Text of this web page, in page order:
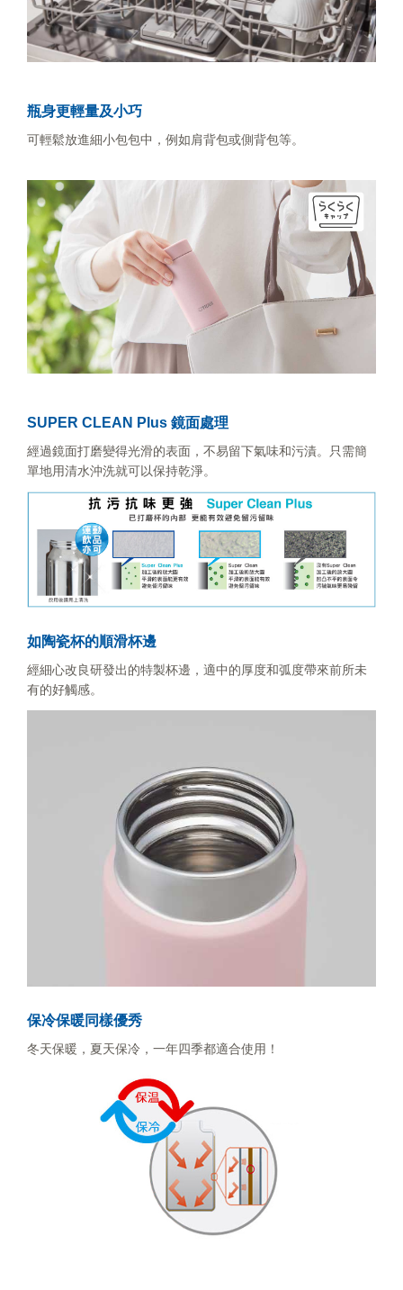
瓶身更輕量及小巧
可輕鬆放進細小包包中，例如肩背包或側背包等。
SUPER CLEAN Plus 鏡面處理
經過鏡面打磨變得光滑的表面，不易留下氣味和污漬。只需簡
單地用清水沖洗就可以保持乾淨。
如陶瓷杯的順滑杯邊
經細心改良研發出的特製杯邊，適中的厚度和弧度帶來前所未
有的好觸感。
保冷保暖同樣優秀
冬天保暖，夏天保冷，一年四季都適合使用！